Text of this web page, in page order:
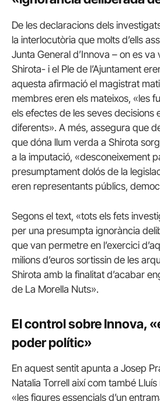
De les declaracions dels
la interlocutòria que molts d’ells
Junta General d’Innova – on es
Shirota- i el Ple de l’Ajuntament
aquesta afirmació el magistrat
membres eren els mateixos, «les
els efectes de les seves decisions
diferents». A més, assegura que
que dóna llum verda a Shirota
a la imputació, «desconeixement
presumptament dolós de la
eren representants públics,
Segons el text, «tots els fets
per una presumpta ignorància
que van permetre en l’exercici
milions d’euros sortissin de les
Shirota amb la finalitat d’acabar
de La Morella Nuts».
El control sobre Innova,
poder polític»
En aquest sentit apunta a Josep
Natalia Torrell així com també
«les figures essencials d’un